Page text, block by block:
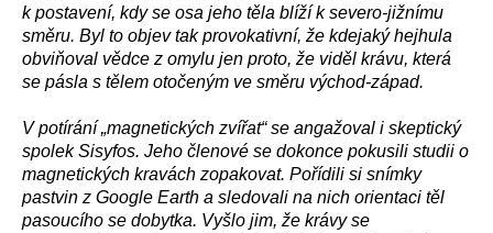
k postavení, kdy se osa jeho těla blíží k severo-jižnímu
směru. Byl to objev tak provokativní, že kdejaký hejhula
obviňoval vědce z omylu jen proto, že viděl krávu, která
se pásla s tělem otočeným ve směru východ-západ.
V potírání „magnetických zvířat“ se angažoval i skeptický
spolek Sisyfos. Jeho členové se dokonce pokusili studii o
magnetických kravách zopakovat. Pořídili si snímky
pastvin z Google Earth a sledovali na nich orientaci těl
pasoucího se dobytka. Vyšlo jim, že krávy se